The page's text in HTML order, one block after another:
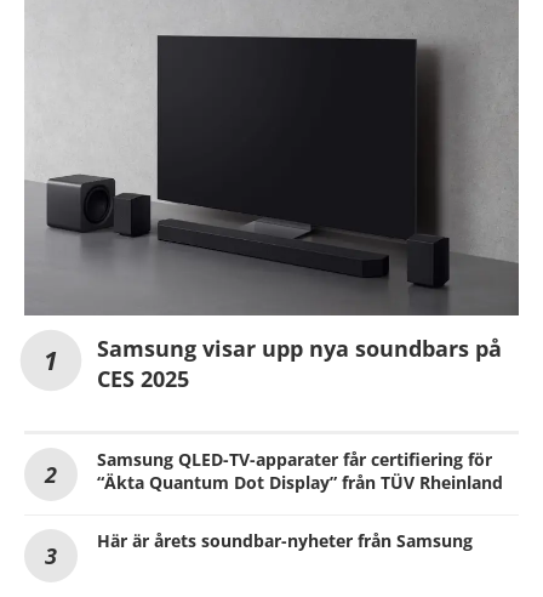
Samsung visar upp nya soundbars på
CES 2025
Samsung QLED-TV-apparater får certifiering för
“Äkta Quantum Dot Display” från TÜV Rheinland
Här är årets soundbar-nyheter från Samsung